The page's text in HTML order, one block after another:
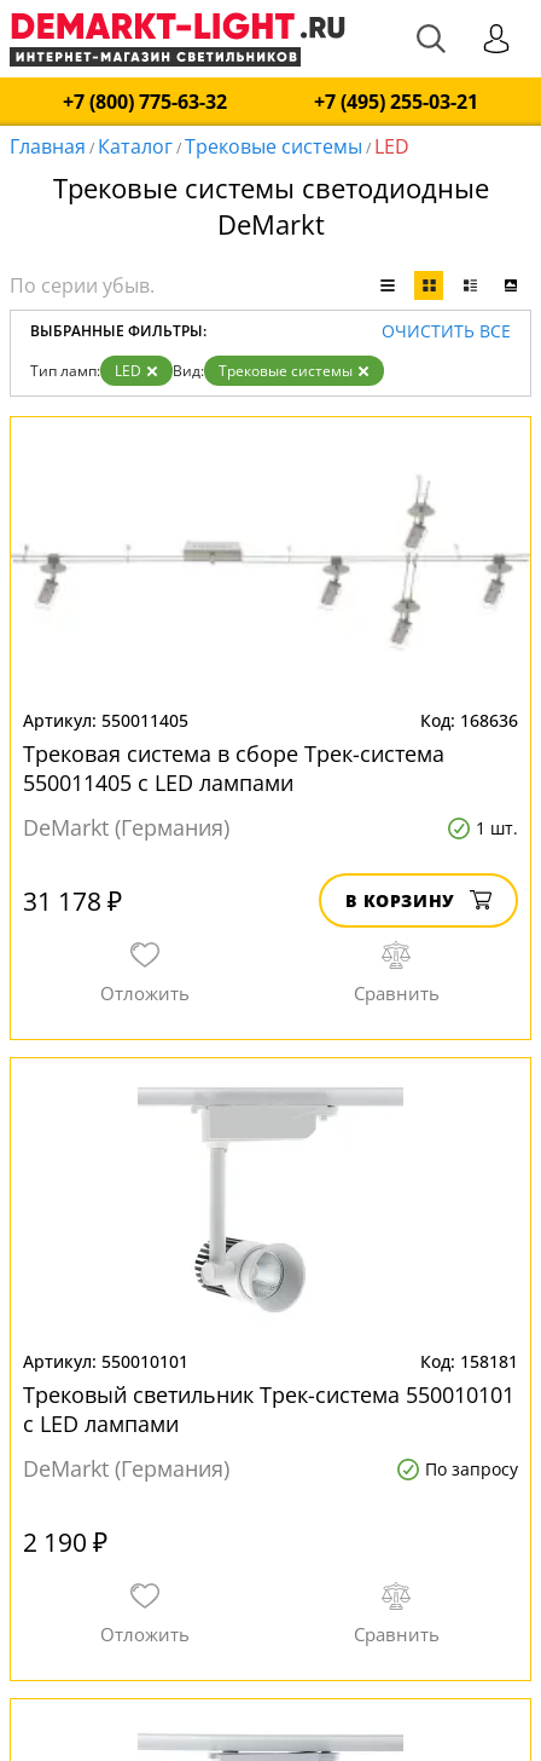
+7 (800) 775-63-32
+7 (495) 255-03-21
Главная / Каталог/Трековые системы / LED
Трековые системы светодиодные
DeMarkt
ВЫБРАННЫЕ ФИЛЬТРЫ: ОЧИСТИТЬ ВСЕ
Тип ламп: LED Вид: Трековые системы
550011405 168636
Трековая система в сборе Трек-система
550011405 с LED лампами
DeMarkt (Германия)
1 шт.
31 178 ₽ В КОРЗИНУ
550010101 158181
Трековый светильник Трек-система 550010101
с LED лампами
DeMarkt (Германия)
По запросу
2 190 ₽